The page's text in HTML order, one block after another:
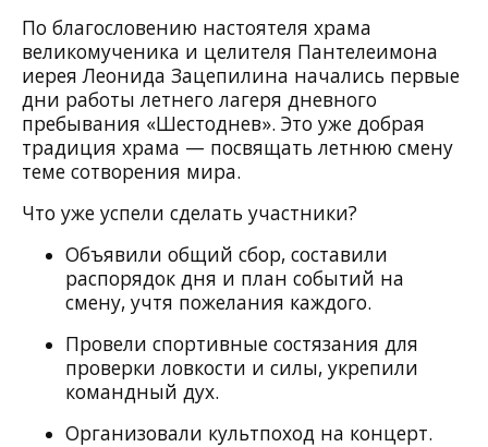
По благословению настоятеля храма
великомученика и целителя Пантелеимона
иерея Леонида Зацепилина начались первые
дни работы летнего лагеря дневного
пребывания «Шестоднев». Это уже добрая
традиция храма — посвящать летнюю смену
теме сотворения мира.
Что уже успели сделать участники?
Объявили общий сбор, составили
распорядок дня и план событий на
смену, учтя пожелания каждого.
Провели спортивные состязания для
проверки ловкости и силы, укрепили
командный дух.
Организовали культпоход на концерт.